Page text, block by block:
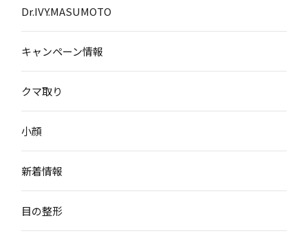
Dr.IVY.MASUMOTO
キャンペーン情報
クマ取り
小顔
新着情報
目の整形